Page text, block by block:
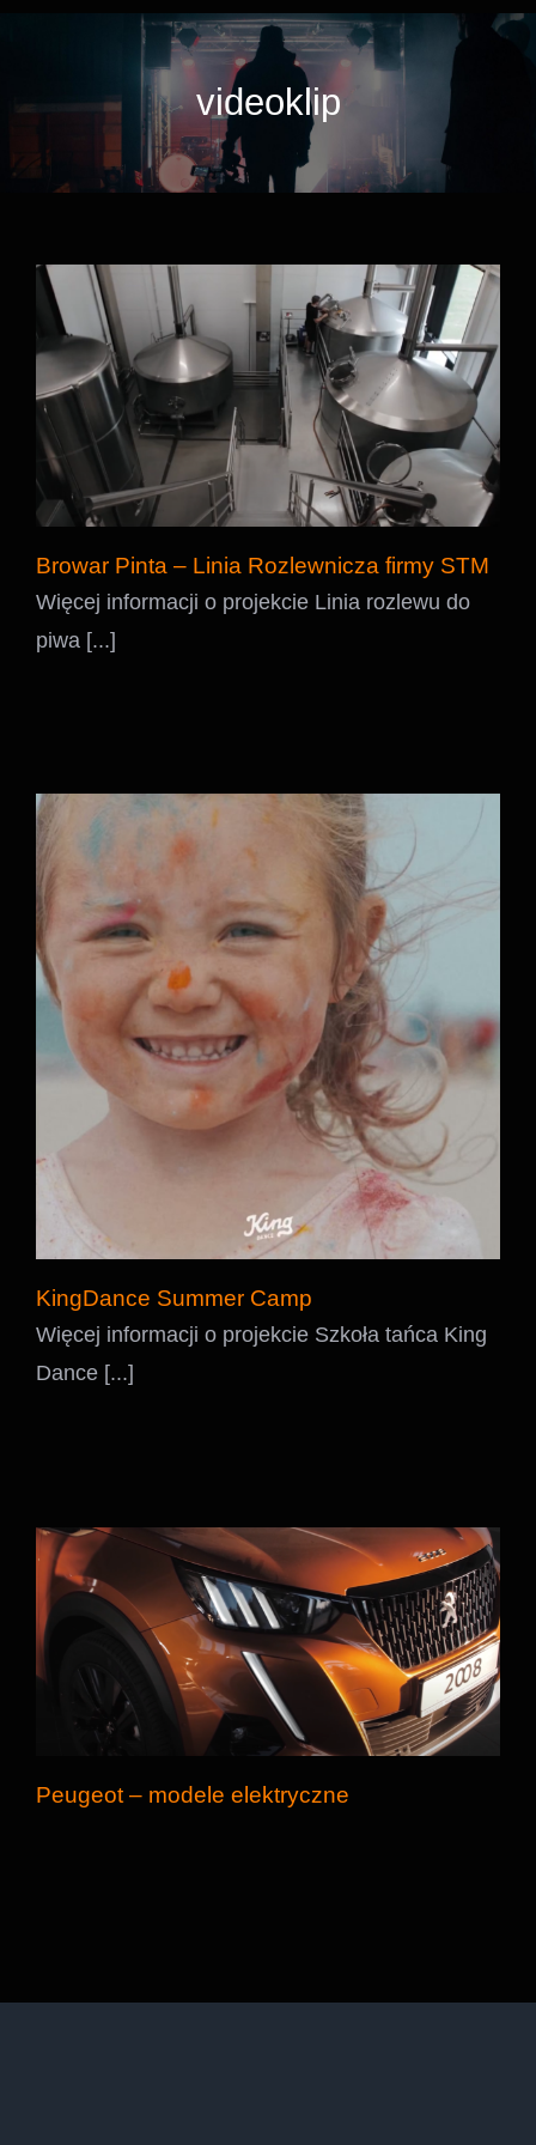
videoklip
Browar Pinta – Linia Rozlewnicza firmy
STM
Browar Pinta – Linia Rozlewnicza firmy STM
Więcej informacji o projekcie Linia rozlewu do
piwa [...]
KingDance Summer Camp
KingDance Summer Camp
Więcej informacji o projekcie Szkoła tańca King
Dance [...]
Peugeot – modele elektryczne
Peugeot – modele elektryczne